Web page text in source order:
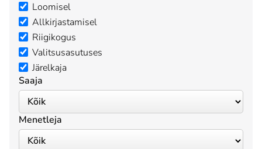
Loomisel
Allkirjastamisel
Riigikogus
Valitsusasutuses
Järelkaja
Saaja
Menetleja